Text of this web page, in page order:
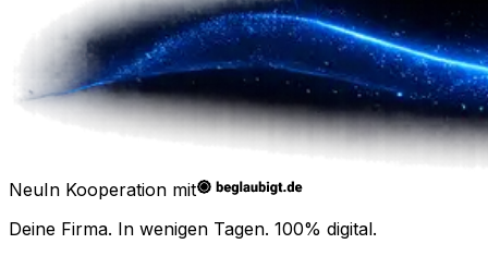
NeuIn Kooperation mit
Deine Firma. In wenigen Tagen. 100% digital.